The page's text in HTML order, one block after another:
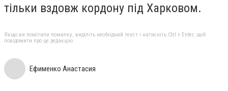
тільки вздовж кордону під Харковом.
Якщо ви помітили помилку, виділіть необхідний текст і натисніть Ctrl + Enter, щоб
повідомити про це редакцію
Ефименко Анастасия